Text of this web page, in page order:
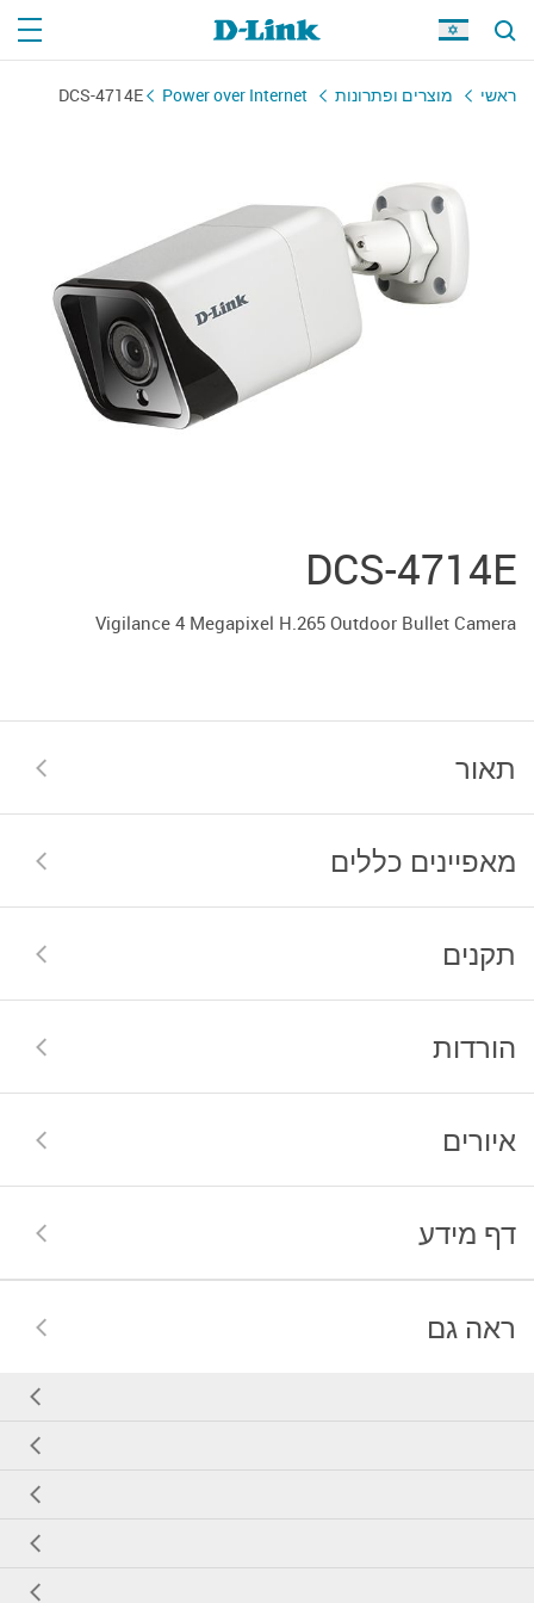
ראשי מוצרים ופתרונות Power over Internet
DCS-4714E
DCS-4714E
Vigilance 4 Megapixel H.265 Outdoor Bullet Camera
תאור
מאפיינים כללים
תקנים
הורדות
איורים
דף מידע
ראה גם